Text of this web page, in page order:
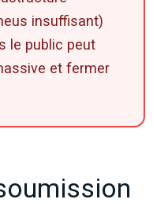
insuffisant)
le public peut
et fermer